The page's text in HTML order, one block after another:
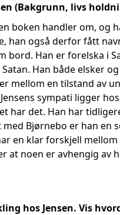
(Bakgrunn, livs
boken handler om, og
han også derfor fått
Han er forelska i
Han både elsker
mellom en tilstand av
sympati ligger
har det. Han har
Bjørnebo er han en
en klar forskjell
at noen er avhengig av
hos Jensen. Vis